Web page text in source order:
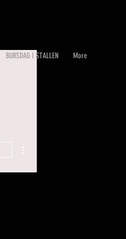
BURSDAG I STALLEN More